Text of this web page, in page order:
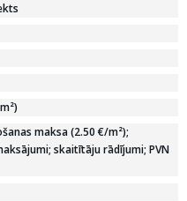
maksa (2.50 €/m²);
skaitītāju rādījumi; PVN